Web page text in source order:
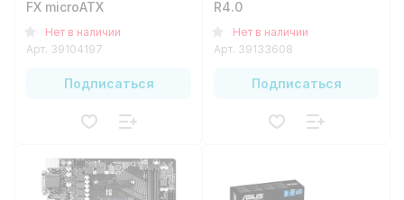
FX microATX
Нет в наличии
Арт. 39104197
Подписаться
R4.0
Нет в наличии
Арт. 39133608
Подписаться